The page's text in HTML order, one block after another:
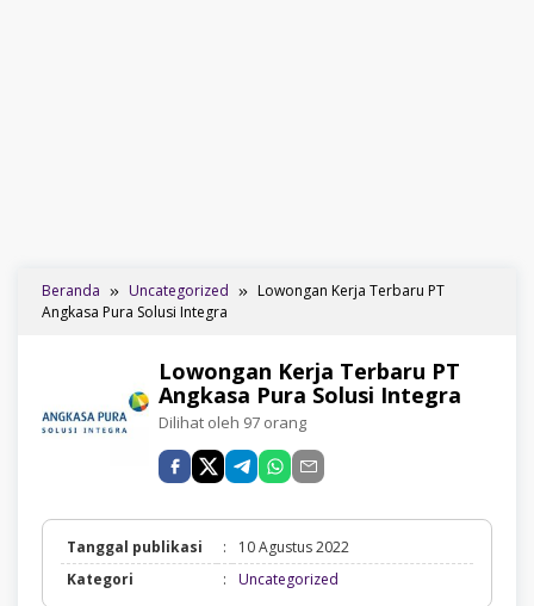
Beranda Uncategorized
Lowongan Kerja Terbaru PT
Angkasa Pura Solusi Integra
Lowongan Kerja Terbaru PT
Angkasa Pura Solusi Integra
Dilihat oleh 97 orang
Tanggal publikasi :
10 Agustus 2022
Kategori
: Uncategorized